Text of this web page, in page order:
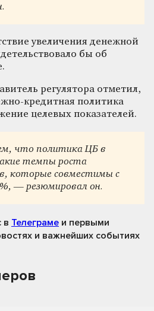
увеличения денежной
бы об
регулятора отметил,
кредитная политика
целевых показателей.
что политика ЦБ в
темпы роста
которые совместимы с
— резюмировал он.
в Телеграме и первыми
и важнейших событиях